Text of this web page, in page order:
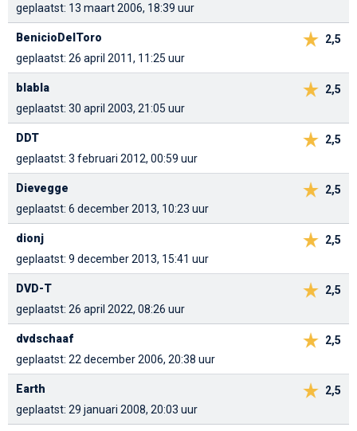
geplaatst: 13 maart 2006, 18:39 uur
2,5
BenicioDelToro
geplaatst: 26 april 2011, 11:25 uur
2,5
blabla
geplaatst: 30 april 2003, 21:05 uur
2,5
DDT
geplaatst: 3 februari 2012, 00:59 uur
2,5
Dievegge
geplaatst: 6 december 2013, 10:23 uur
2,5
dionj
geplaatst: 9 december 2013, 15:41 uur
2,5
DVD-T
geplaatst: 26 april 2022, 08:26 uur
2,5
dvdschaaf
geplaatst: 22 december 2006, 20:38 uur
2,5
Earth
geplaatst: 29 januari 2008, 20:03 uur